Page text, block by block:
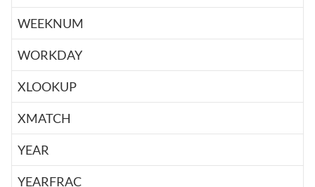
WEEKNUM
WORKDAY
XLOOKUP
XMATCH
YEAR
YEARFRAC